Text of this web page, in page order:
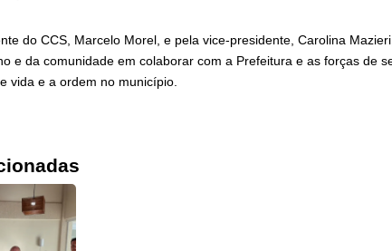
do CCS, Marcelo Morel, e pela vice-presidente, Carolina
e da comunidade em colaborar com a Prefeitura e as forças de
vida e a ordem no município.